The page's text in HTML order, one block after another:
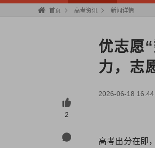
首页 高考资讯 新闻详情
2
优志愿
力，志
2026-06-18 16:44
高考出分在即